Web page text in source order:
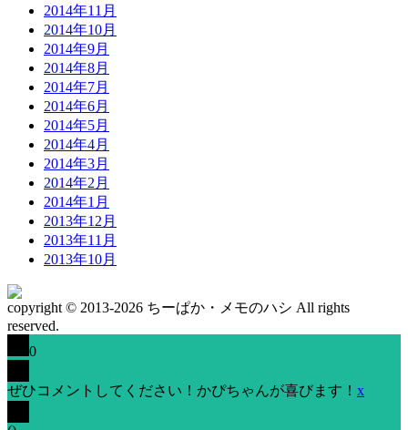
2014年11月
2014年10月
2014年9月
2014年8月
2014年7月
2014年6月
2014年5月
2014年4月
2014年3月
2014年2月
2014年1月
2013年12月
2013年11月
2013年10月
copyright © 2013-2026 ちーぱか・メモのハシ All rights
reserved.
0
ぜひコメントしてください！かぴちゃんが喜びます！ x